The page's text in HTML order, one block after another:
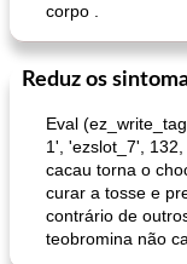
corpo .
Reduz os
Eval
1', 'ezslot_7',
cacau torna o
curar a tosse e
contrário de
teobromina não